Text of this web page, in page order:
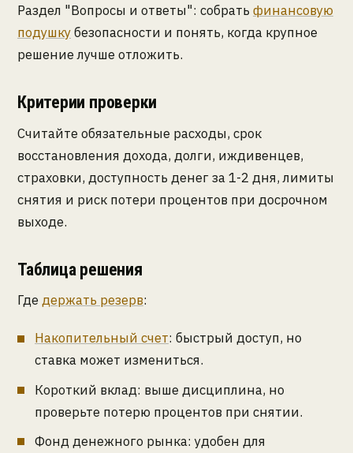
Раздел "Вопросы и ответы": собрать финансовую
подушкубезопасности и понять, когда крупное
решение лучше отложить.
Критерии проверки
Считайте обязательные расходы, срок
восстановления дохода, долги, иждивенцев,
страховки, доступность денег за 1-2 дня, лимиты
снятия и риск потери процентов при досрочном
выходе.
Таблица решения
Где держать резерв:
Накопительный счет: быстрый доступ, но
ставка может измениться.
Короткий вклад: выше дисциплина, но
проверьте потерю процентов при снятии.
Фонд денежного рынка: удобен для